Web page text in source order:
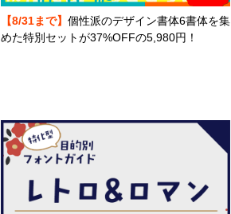
【8/31まで】 個性派のデザイン書体6書体を集
めた特別セットが37%OFFの5,980円！